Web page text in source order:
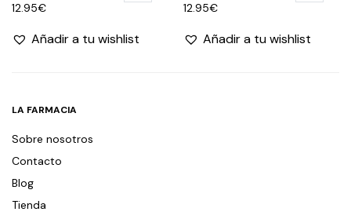
12.95€
Añadir a tu wishlist
12.95€
Añadir a tu wishlist
LA FARMACIA
Sobre nosotros
Contacto
Blog
Tienda